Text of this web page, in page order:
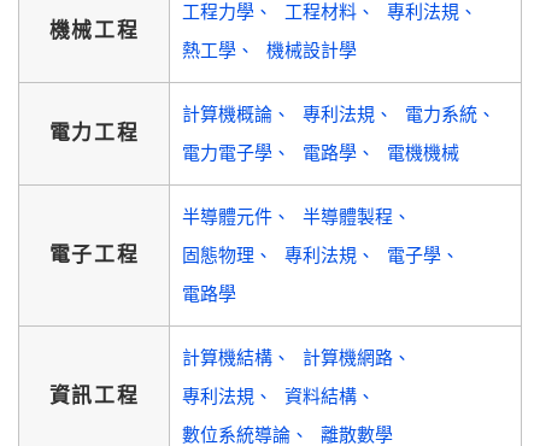
機械工程
工程力學 工程材料
專利法規
熱工學
機械設計學
電力工程
計算機概論 專利法規
電力系統
電力電子學
電路學 電機機械
電子工程
半導體元件
半導體製程
固態物理
專利法規
電子學
電路學
資訊工程
計算機結構
計算機網路
專利法規
資料結構
數位系統導論
離散數學